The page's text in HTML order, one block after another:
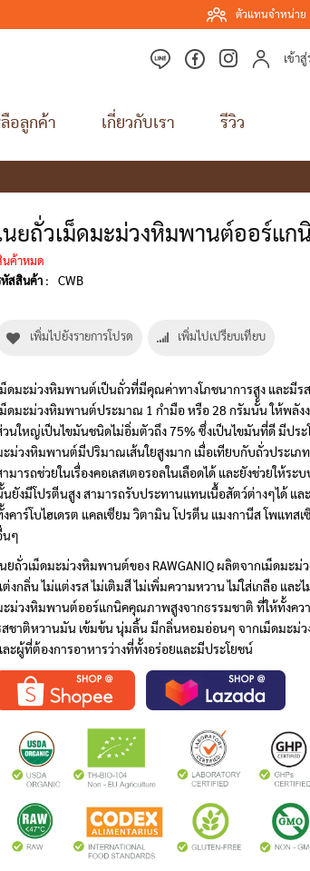
ตัวแทนจำหน่าย
เข้า
อลูกค้า เกี่ยวกับเรา รีวิว
นยถั่วเม็ดมะม่วงหิมพานต์ออร์แก
นค้าหมด
หัสสินค้า :
CWB
เพิ่มไปยังรายการโปรด เพิ่มไปเปรียบเทียบ
ม็ดมะม่วงหิมพานต์เป็นถั่วที่มีคุณค่าทางโภชนาการสูง และมีร
ม็ดมะม่วงหิมพานต์ประมาณ 1 กำมือ หรือ 28 กรัมนั้น ให้พลัง
วนใหญ่เป็นไขมันชนิดไม่อิ่มตัวถึง 75% ซึ่งเป็นไขมันที่ดี มีประ
ะม่วงหิมพานต์มีปริมาณเส้นใยสูงมาก เมื่อเทียบกับถั่วประเภ
ามารถช่วยในเรื่องคอเลสเตอรอลในเลือดได้ และยังช่วยให้ร
นยังมีโปรตีนสูง สามารถรับประทานแทนเนื้อสัตว์ต่างๆได้ แล
งคาร์โบไฮเดรต แคลเซียม วิตามิน โปรตีน แมงกานีส โพแทส
นๆ
นยถั่วเม็ดมะม่วงหิมพานต์ของ RAWGANIQ ผลิตจากเม็ดมะ
ต่งกลิ่น ไม่แต่งรส ไม่เติมสี ไม่เพิ่มความหวาน ไม่ใส่เกลือ และ
ะม่วงหิมพานต์ออร์แกนิคคุณภาพสูงจากธรรมชาติ ที่ให้ทั้งคว
สชาติหวานมัน เข้มข้น นุ่มลิ้น มีกลิ่นหอมอ่อนๆ จากเม็ดมะม่
ละผู้ที่ต้องการอาหารว่างที่ทั้งอร่อยและมีประโยชน์